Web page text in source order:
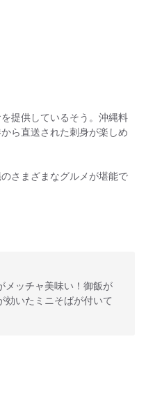
提供しているそう。沖縄料
ら直送された刺身が楽しめ
さまざまなグルメが堪能で
メッチャ美味い！御飯が
効いたミニそばが付いて